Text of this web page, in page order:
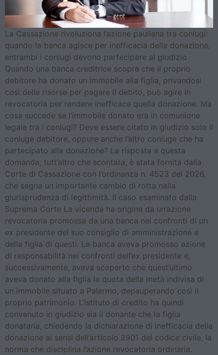
La Cassazione rivoluziona l’azione pauliana tra coniugi:
quando la banca agisce per inefficacia della donazione,
entrambi i coniugi devono partecipare al giudizio
Quando una banca creditrice scopre che il proprio
debitore ha donato un immobile alla figlia, privandosi
così delle risorse per pagare il debito, può agire in
revocatoria per rendere inefficace quella donazione. Ma
cosa succede se l’immobile donato era in comunione
legale tra i coniugi? Deve essere citato in giudizio solo il
coniuge debitore, oppure anche l’altro coniuge che ha
partecipato alla donazione? La risposta a questa
domanda, tutt’altro che scontata, è stata fornita dalla
Corte di Cassazione con l’ordinanza n. 4523 del 2026,
che segna un importante cambio di rotta nella
giurisprudenza di legittimità. Il caso esaminato dalla
Suprema Corte La vicenda ha origine da un’azione
revocatoria promossa da una banca nei confronti di un
ex presidente del suo consiglio di amministrazione e
della figlia di questi. La banca aveva promosso azione
di responsabilità nei confronti dell’ex presidente e,
successivamente, aveva scoperto che quest’ultimo
aveva donato alla figlia la quota della metà indivisa di
un immobile situato a Palermo, depauperando così il
proprio patrimonio. L’istituto di credito ha quindi
convenuto in giudizio sia il donante che la figlia
donataria, chiedendo la dichiarazione di inefficacia della
donazione ai sensi dell’articolo 2901 del codice civile, la
norma che disciplina l’azione revocatoria ordinaria.